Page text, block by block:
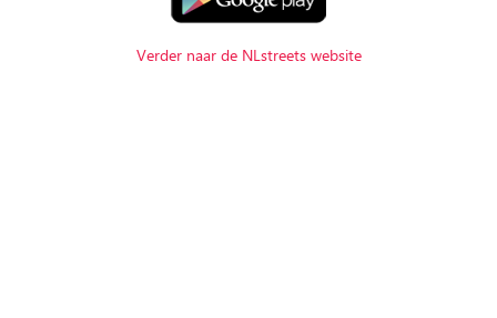
Verder naar de NLstreets website